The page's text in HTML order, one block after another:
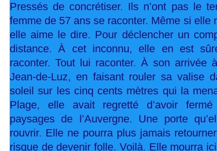
Pressés de concrétiser. Ils n’ont pas le
femme de 57 ans se raconter. Même si elle
elle aime le dire. Pour déclencher un
distance. À cet inconnu, elle en est
raconter. Tout lui raconter. À son arrivée
Jean-de-Luz, en faisant rouler sa valise
soleil sur les cinq cents mètres qui la
Plage, elle avait regretté d’avoir
paysages de l’Auvergne. Une porte
rouvrir. Elle ne pourra plus jamais
risque de devenir folle. Voilà. Elle mourra